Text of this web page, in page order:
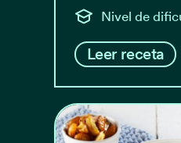
Nivel de
Leer receta